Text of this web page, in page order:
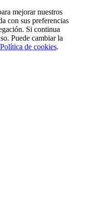
mejorar nuestros
con sus preferencias
Si continua
Puede cambiar la
Política de cookies.